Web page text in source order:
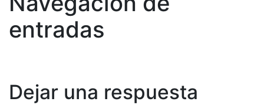
entradas
Dejar una respuesta